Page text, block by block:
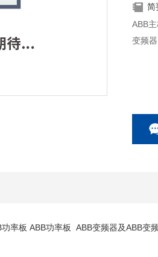
简
ABB主板RMIO-11C 控制
变频器
率板 ABB功率板 ABB变频器及ABB